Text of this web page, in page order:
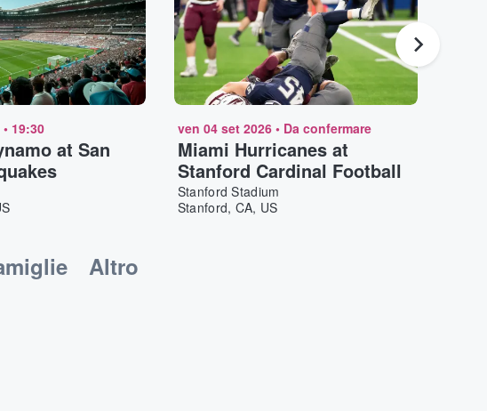
• 19:30
at San
ven 04 set 2026• Da confermare
Miami Hurricanes at
Stanford Cardinal Football
Stanford Stadium
Stanford, CA, US
Altro